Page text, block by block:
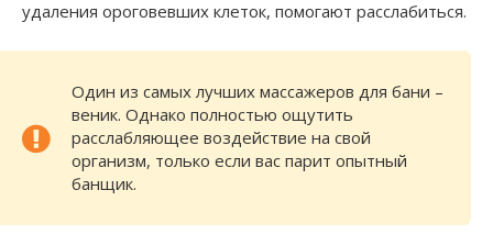
удаления ороговевших клеток, помогают расслабиться.
Один из самых лучших массажеров для бани –
веник. Однако полностью ощутить
расслабляющее воздействие на свой
организм, только если вас парит опытный
банщик.